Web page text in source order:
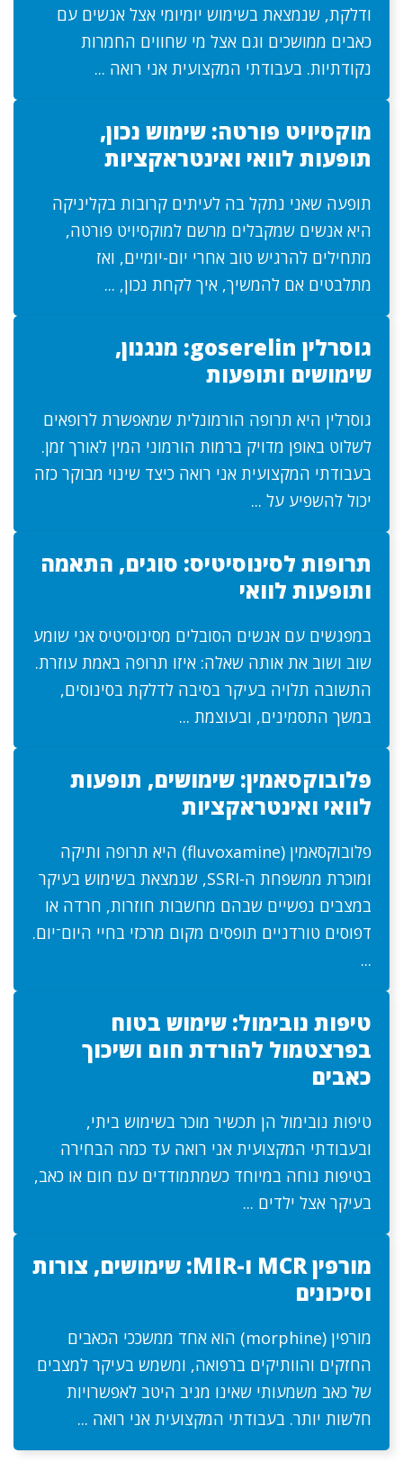
ודלקת, שנמצאת בשימוש יומיומי אצל אנשים עם
כאבים ממושכים וגם אצל מי שחווים החמרות
נקודתיות. בעבודתי המקצועית אני רואה ...
מוקסיויט פורטה: שימוש נכון,
תופעות לוואי ואינטראקציות
תופעה שאני נתקל בה לעיתים קרובות בקליניקה
היא אנשים שמקבלים מרשם למוקסיויט פורטה,
מתחילים להרגיש טוב אחרי יום-יומיים, ואז
מתלבטים אם להמשיך, איך לקחת נכון, ...
גוסרלין goserelin: מנגנון,
שימושים ותופעות
גוסרלין היא תרופה הורמונלית שמאפשרת לרופאים
לשלוט באופן מדויק ברמות הורמוני המין לאורך זמן.
בעבודתי המקצועית אני רואה כיצד שינוי מבוקר כזה
יכול להשפיע על ...
תרופות לסינוסיטיס: סוגים, התאמה
ותופעות לוואי
במפגשים עם אנשים הסובלים מסינוסיטיס אני שומע
שוב ושוב את אותה שאלה: איזו תרופה באמת עוזרת.
התשובה תלויה בעיקר בסיבה לדלקת בסינוסים,
במשך התסמינים, ובעוצמת ...
פלובוקסאמין: שימושים, תופעות
לוואי ואינטראקציות
פלובוקסאמין (fluvoxamine) היא תרופה ותיקה
ומוכרת ממשפחת ה-SSRI, שנמצאת בשימוש בעיקר
במצבים נפשיים שבהם מחשבות חוזרות, חרדה או
דפוסים טורדניים תופסים מקום מרכזי בחיי היום־יום.
...
טיפות נובימול: שימוש בטוח
בפרצטמול להורדת חום ושיכוך
כאבים
טיפות נובימול הן תכשיר מוכר בשימוש ביתי,
ובעבודתי המקצועית אני רואה עד כמה הבחירה
בטיפות נוחה במיוחד כשמתמודדים עם חום או כאב,
בעיקר אצל ילדים ...
מורפין MCR ו-MIR: שימושים, צורות
וסיכונים
מורפין (morphine) הוא אחד ממשככי הכאבים
החזקים והוותיקים ברפואה, ומשמש בעיקר למצבים
של כאב משמעותי שאינו מגיב היטב לאפשרויות
חלשות יותר. בעבודתי המקצועית אני רואה ...